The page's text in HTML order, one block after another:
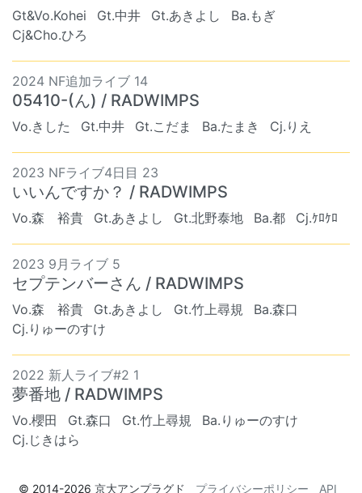
Gt&Vo.Kohei Gt.中井 Gt.あきよし
Ba.もぎ
Cj&Cho.ひろ
2024 NF追加ライブ 14
05410-(ん) / RADWIMPS
Vo.きした Gt.中井 Gt.こだま Ba.たまき Cj.りえ
2023 NFライブ4日目 23
いいんですか？ / RADWIMPS
Vo.森 裕貴 Gt.あきよし Gt.北野泰地 Ba.都 Cj.ｹﾛｹﾛ
2023 9月ライブ 5
セプテンバーさん / RADWIMPS
Vo.森 裕貴 Gt.あきよし Gt.竹上尋規
Ba.森口
Cj.りゅーのすけ
2022 新人ライブ#2 1
夢番地 / RADWIMPS
Vo.櫻田 Gt.森口 Gt.竹上尋規
Ba.りゅーのすけ
Cj.じきはら
© 2014-2026 京大アンプラグド プライバシーポリシー API